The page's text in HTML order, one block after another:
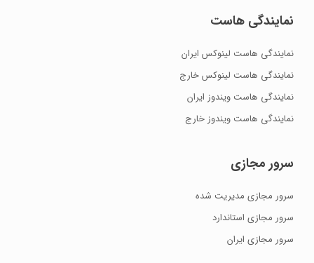
نمایندگی هاست
نمایندگی هاست لینوکس ایران
نمایندگی هاست لینوکس خارج
نمایندگی هاست ویندوز ایران
نمایندگی هاست ویندوز خارج
سرور مجازی
سرور مجازی مدیریت شده
سرور مجازی استاندارد
سرور مجازی ایران